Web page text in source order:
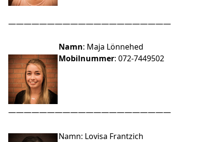
—————————————————————
Namn: Maja Lönnehed
Mobilnummer: 072-7449502
—————————————————————
Namn: Lovisa Frantzich